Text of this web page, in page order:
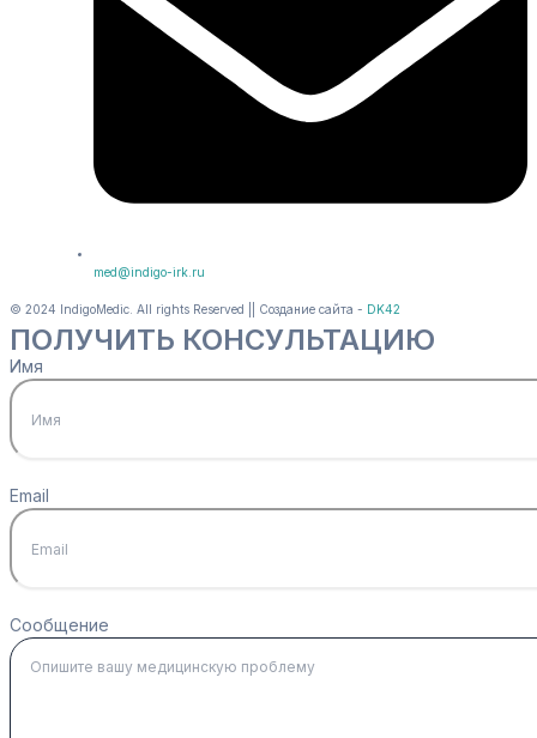
med@indigo-irk.ru
© 2024 IndigoMedic. All rights Reserved || Создание сайта - DK42
ПОЛУЧИТЬ КОНСУЛЬТАЦИЮ
Имя
Email
Сообщение